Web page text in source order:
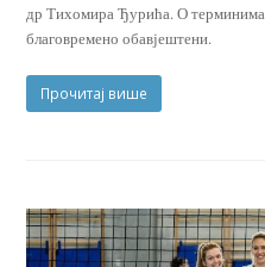
др Тихомира Ђурића. О терминима
благовремено обавјештени.
Прочитај више